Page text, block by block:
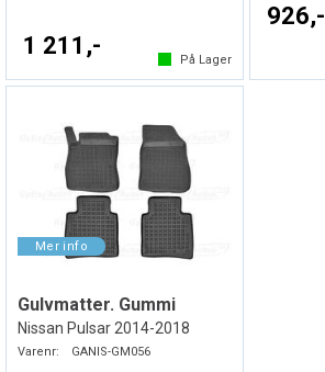
1 211,-
På Lager
926,-
Gulvmatter. Gummi
Nissan Pulsar 2014-2018
Varenr: GANIS-GM056